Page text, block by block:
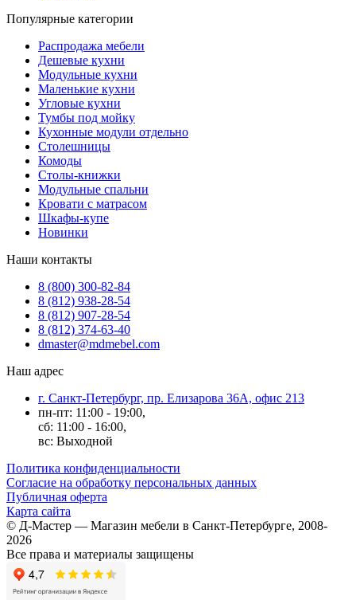
Популярные категории
Распродажа мебели
Дешевые кухни
Модульные кухни
Маленькие кухни
Угловые кухни
Тумбы под мойку
Кухонные модули отдельно
Столешницы
Комоды
Столы-книжки
Модульные спальни
Кровати с матрасом
Шкафы-купе
Новинки
Наши контакты
8 (800) 300-82-84
8 (812) 938-28-54
8 (812) 907-28-54
8 (812) 374-63-40
dmaster@mdmebel.com
Наш адрес
г. Санкт-Петербург, пр. Елизарова 36А, офис 213
пн-пт: 11:00 - 19:00,
сб: 11:00 - 16:00,
вс: Выходной
Политика конфиденциальности
Согласие на обработку персональных данных
Публичная оферта
Карта сайта
© Д-Мастер — Магазин мебели в Санкт-Петербурге, 2008-
2026
Все права и материалы защищены